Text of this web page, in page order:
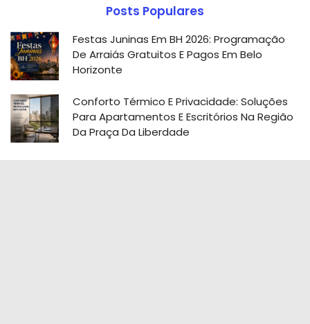
Posts Populares
Festas Juninas Em BH 2026: Programação
De Arraiás Gratuitos E Pagos Em Belo
Horizonte
Conforto Térmico E Privacidade: Soluções
Para Apartamentos E Escritórios Na Região
Da Praça Da Liberdade